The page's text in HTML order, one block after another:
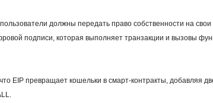
должны передать право собственности на свои
подписи, которая выполняет транзакции и вызовы
EIP превращает кошельки в смарт-контракты, добавляя